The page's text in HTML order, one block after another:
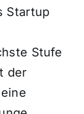
Startup
Stufe
der